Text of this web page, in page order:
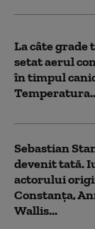
La câte grade
setat aerul
în timpul
Sebastian
devenit tată.
actorului
Constanța,
Wallis...